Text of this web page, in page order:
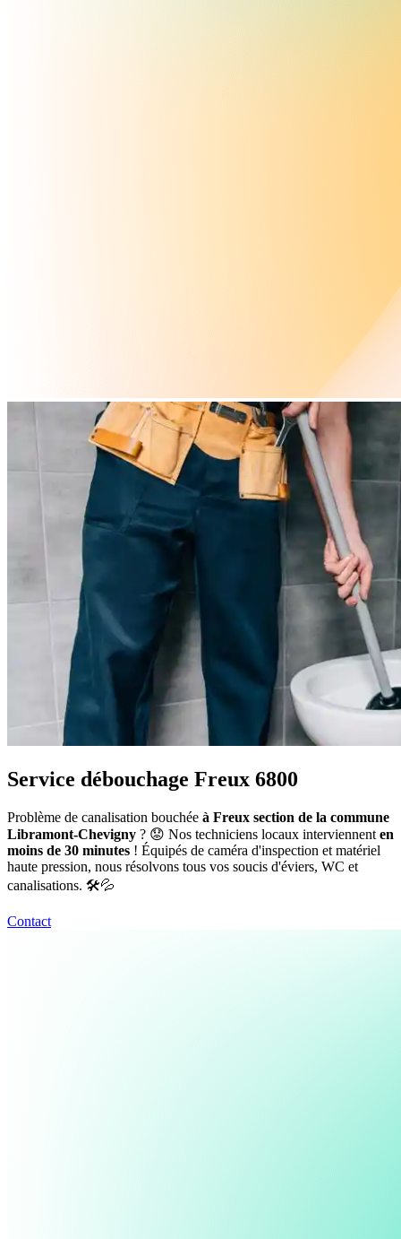
Service débouchage Freux 6800
Problème de canalisation bouchée à Freux section de la commune
Libramont-Chevigny ? 😟 Nos techniciens locaux interviennent en
moins de 30 minutes ! Équipés de caméra d'inspection et matériel
haute pression, nous résolvons tous vos soucis d'éviers, WC et
canalisations. 🛠️💦
Contact